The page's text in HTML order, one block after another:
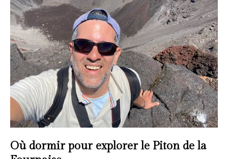
Où dormir pour explorer le Piton de la